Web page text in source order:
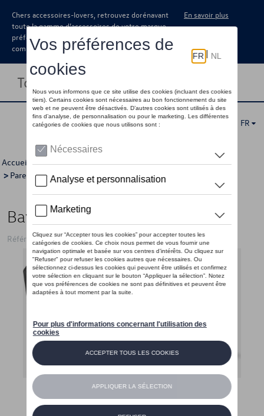
Chers accessoires-lovers, retrouvez dorénavant
toute la gamme d’accessoires de votre marque
préférée sous forme de catalogue à
commander auprès de votre concessionaire.
En savoir plus
Toggle navigation
FR
Accueil >Catalogue Volkswagen >Confort et protection
> Pare-boue > Détail
Bavette garde-boue, de face
Référence: 7C0075111